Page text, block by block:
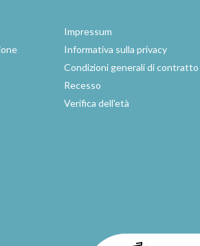
Impressum
Informativa sulla privacy
Condizioni generali di contratto
Recesso
Verifica dell'età